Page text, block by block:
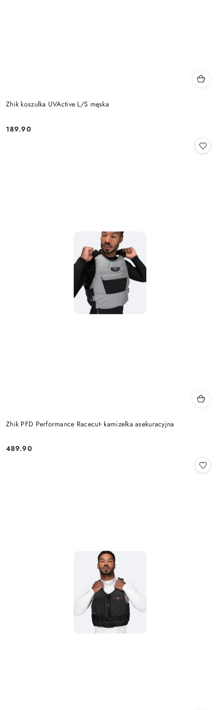
Zhik koszulka UVActive L/S męska
Cena:
189.90
Zhik PFD Performance Racecut- kamizelka asekuracyjna
Cena:
489.90